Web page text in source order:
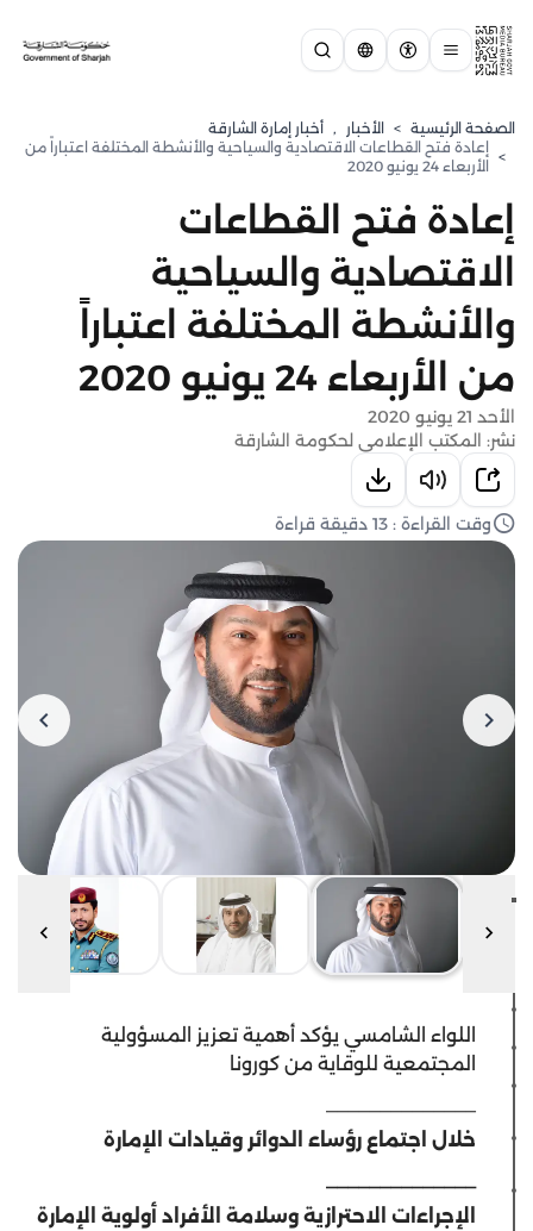
الصفحة الرئيسية > الأخبار , أخبار إمارة الشارقة
>
إعادة فتح القطاعات الاقتصادية والسياحية والأنشطة المختلفة اعتباراً من
الأربعاء 24 يونيو 2020
إعادة فتح القطاعات
الاقتصادية والسياحية
والأنشطة المختلفة اعتباراً
من الأربعاء 24 يونيو 2020
الأحد 21 يونيو 2020
نشر: المكتب الإعلامي لحكومة الشارقة
وقت القراءة : 13 دقيقة قراءة
اللواء الشامسي يؤكد أهمية تعزيز المسؤولية
المجتمعية للوقاية من كورونا
خلال اجتماع رؤساء الدوائر وقيادات الإمارة
الإجراءات الاحترازية وسلامة الأفراد أولوية الإمارة